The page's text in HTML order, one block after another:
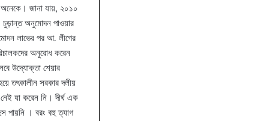
অনেকে। জানা যায়, ২০১০
চুড়ান্ত অনুমোদন পাওয়ার
লাভের পর আ. লীগের
অনুরোধ করেন
উদ্যোক্তা শেয়ার
তৎকালীন সরকার দলীয়
যা করেন নি। দীর্ঘ এক
পায়নি । বরং বহু ত্যাগ